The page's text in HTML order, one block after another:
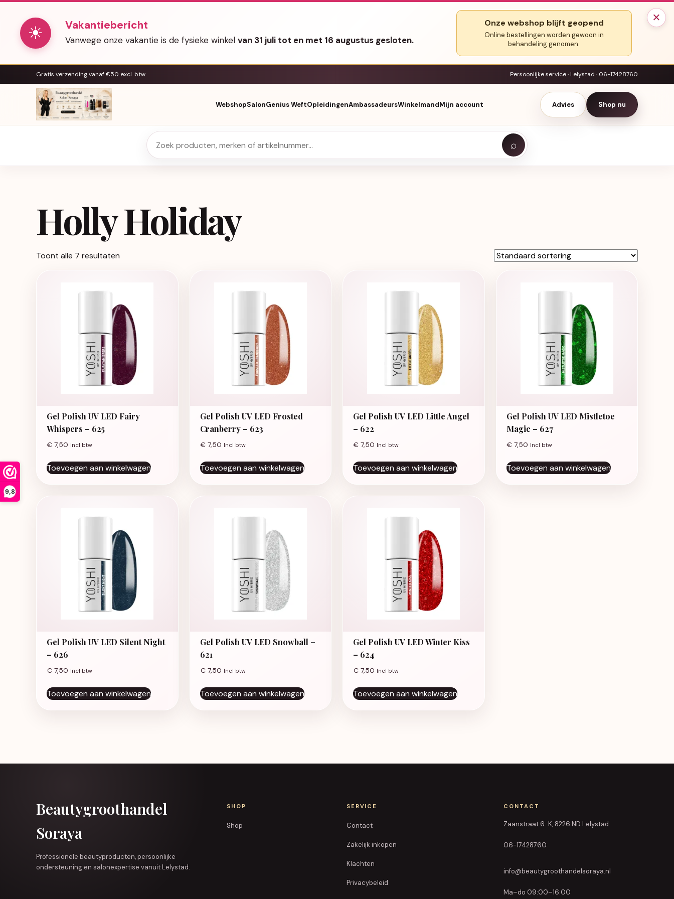
9,8
×
☀ Vakantiebericht
Vanwege onze vakantie is de fysieke winkel van 31 juli tot en met 16 augustus gesloten.
Onze webshop blijft geopend
Online bestellingen worden gewoon in
behandeling genomen.
Gratis verzending vanaf €50 excl. btw Persoonlijke service · Lelystad · 06-17428760
WebshopSalonGenius WeftOpleidingenAmbassadeursWinkelmandMijn account Advies Shop nu
⌕
Holly Holiday
Toont alle 7 resultaten
Gel Polish UV LED Fairy
Whispers – 625
€ 7,50 Incl btw
Toevoegen aan winkelwagen
Gel Polish UV LED Frosted
Cranberry – 623
€7,50 Incl btw
Toevoegen aan winkelwagen
Gel Polish UV LED Little Angel
– 622
€ 7,50 Incl btw
Toevoegen aan winkelwagen
Gel Polish UV LED Mistletoe
Magic – 627
€7,50 Incl btw
Toevoegen aan winkelwagen
Gel Polish UV LED Silent Night
– 626
€ 7,50 Incl btw
Toevoegen aan winkelwagen
Gel Polish UV LED Snowball –
621
€7,50 Incl btw
Toevoegen aan winkelwagen
Gel Polish UV LED Winter Kiss
– 624
€ 7,50 Incl btw
Toevoegen aan winkelwagen
Beautygroothandel
Soraya
Professionele beautyproducten, persoonlijke
ondersteuning en salonexpertise vanuit Lelystad.
SHOP
Shop
SERVICE
Contact
Zakelijk inkopen
Klachten
Privacybeleid
CONTACT
Zaanstraat 6-K, 8226 ND Lelystad
06-17428760
info@beautygroothandelsoraya.nl
Ma–do 09:00–16:00